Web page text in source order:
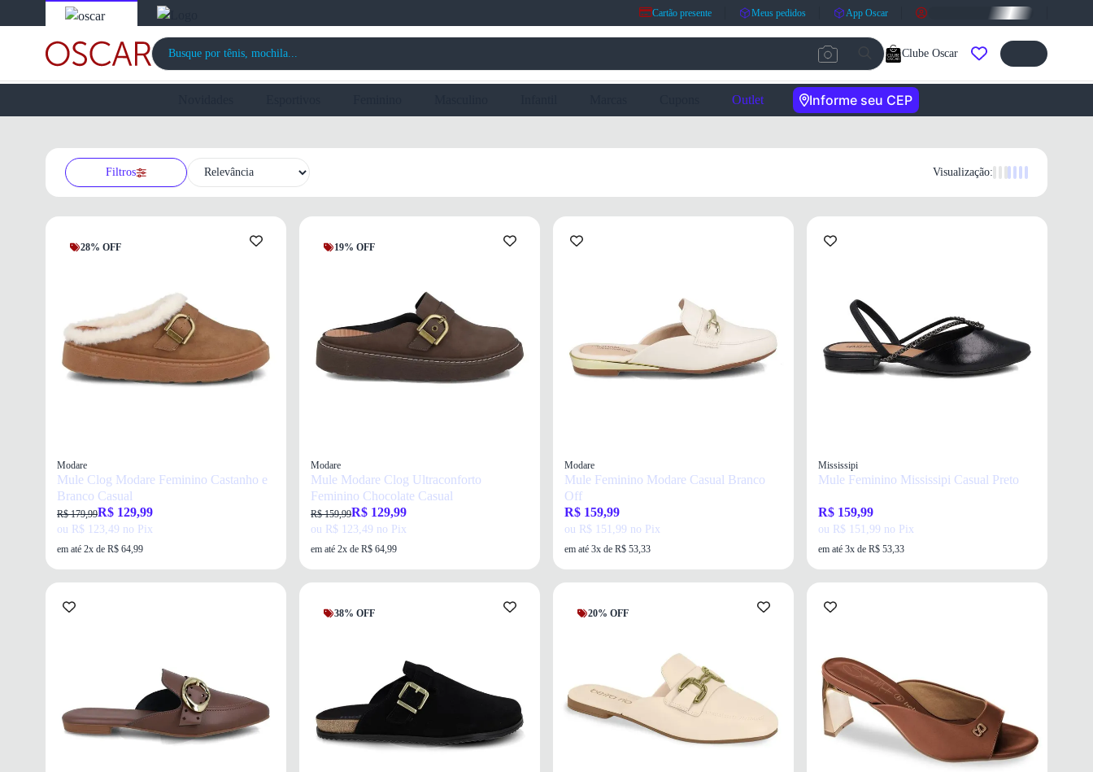
Cartão presente Meus pedidos App Oscar
Clube Oscar
Outlet Informe seu CEP
Filtros Visualização:
28% OFF
Modare
Mule Clog Modare Feminino Castanho e
Branco Casual
R$ 179,99R$ 129,99
ou R$ 123,49 no Pix
em até 2x de R$ 64,99
19% OFF
Modare
Mule Modare Clog Ultraconforto
Feminino Chocolate Casual
R$ 159,99R$ 129,99
ou R$ 123,49 no Pix
em até 2x de R$ 64,99
Modare
Mule Feminino Modare Casual Branco
Off
R$ 159,99
ou R$ 151,99 no Pix
em até 3x de R$ 53,33
Mississipi
Mule Feminino Mississipi Casual Preto
R$ 159,99
ou R$ 151,99 no Pix
em até 3x de R$ 53,33
38% OFF 20% OFF